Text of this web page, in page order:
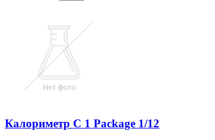
Калориметр C 1 Package 1/12